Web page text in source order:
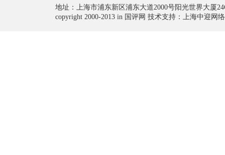
地址：上海市浦东新区浦东大道2000号阳光世界大厦
copyright 2000-2013 in 国评网 技术支持：上海中迎